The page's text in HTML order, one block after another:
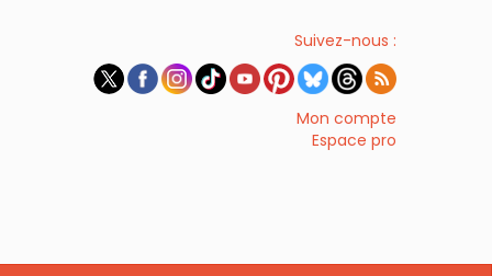
Suivez-nous :
Mon compte
Espace pro